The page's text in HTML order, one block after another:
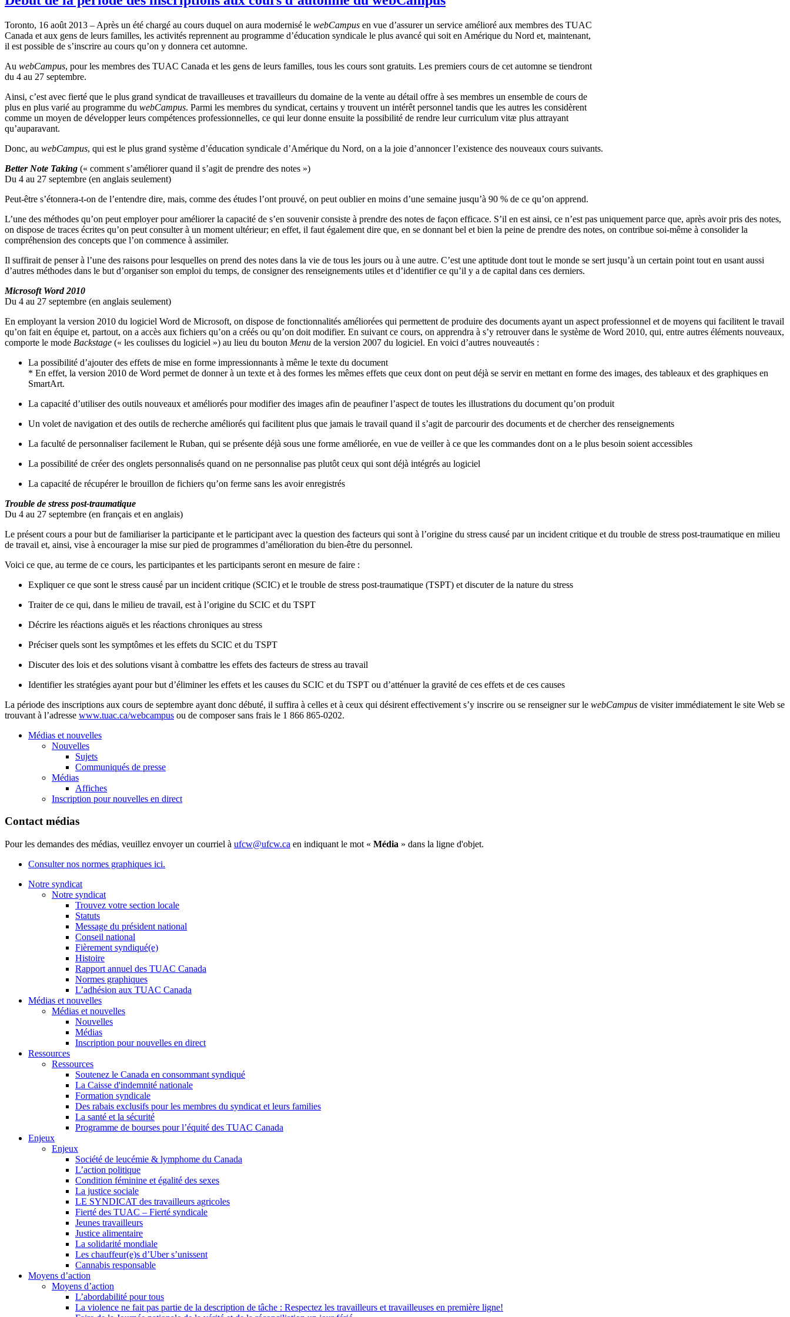
Toronto, 16 août 2013 – Après un été chargé au cours duquel on aura modernisé le webCampus en vue d’assurerun service amélioré aux membres des TUAC
Canada et aux gens de leurs familles, les activités reprennent au programme d’éducation syndicale le plus avancé qui soit en Amérique du Nord et, maintenant,
il est possible de s’inscrire au cours qu’on y donnera cet automne.
Au webCampus, pour les membres des TUAC Canada et les gens de leurs familles, tous les cours sont gratuits. Les premiers cours de cet automne se tiendront
du 4 au 27 septembre.
Ainsi, c’est avec fierté que le plus grand syndicat de travailleuses et travailleurs du domaine de la vente au détail offre à ses membres un ensemble de cours de
plus en plus varié au programme du webCampus. Parmi les membres du syndicat, certains y trouvent un intérêt personnel tandis que les autres les considèrent
comme un moyen de développer leurs compétences professionnelles, ce qui leur donne ensuite la possibilité de rendre leurcurriculum vitæ plus attrayant
qu’auparavant.
Donc, au webCampus, qui est le plus grand système d’éducation syndicale d’Amérique du Nord, on a la joie d’annoncer l’existence des nouveaux cours suivants.
Better Note Taking (« comment s’améliorer quand il s’agit de prendre des notes »)
Du 4 au 27 septembre (en anglais seulement)
Peut-être s’étonnera-t-on de l’entendre dire, mais, comme des études l’ont prouvé, on peut oublieren moins d’une semaine jusqu’à 90 % de ce qu’on apprend.
L’une des méthodes qu’on peut employer pouraméliorerla capacité de s’en souvenirconsiste à prendre des notes de façon efficace. S’il en est ainsi, ce n’est pas uniquement parce que, après avoir pris des notes,
on dispose de traces écrites qu’on peut consulterà un moment ultérieur; en effet, il faut également dire que, en se donnant bel et bien la peine de prendre des notes, on contribue soi-même à consoliderla
compréhension des concepts que l’on commence à assimiler.
Il suffirait de penser à l’une des raisons pourlesquelles on prend des notes dans la vie de tous les jours ou à une autre. C’est une aptitude dont tout le monde se sert jusqu’à un certain point tout en usant aussi
d’autres méthodes dans le but d’organiserson emploi du temps, de consignerdes renseignements utiles et d’identifier ce qu’il y a de capital dans ces derniers.
Microsoft Word 2010
Du 4 au 27 septembre (en anglais seulement)
En employant la version 2010 du logiciel Word de Microsoft, on dispose de fonctionnalités améliorées qui permettent de produire des documents ayant un aspect professionnel et de moyens qui facilitent le travail
qu’on fait en équipe et, partout, on a accès aux fichiers qu’on a créés ou qu’on doit modifier. En suivant ce cours, on apprendra à s’y retrouver dans le système de Word 2010, qui, entre autres éléments nouveaux,
comporte le mode Backstage (« les coulisses du logiciel ») au lieu du bouton Menu de la version 2007 du logiciel. En voici d’autres nouveautés :
La possibilité d’ajouter des effets de mise en forme impressionnants à même le texte du document
* En effet, la version 2010 de Word permet de donner à un texte et à des formes les mêmes effets que ceux dont on peut déjà se servir en mettant en forme des images, des tableaux et des graphiques en
SmartArt.
La capacité d’utiliser des outils nouveaux et améliorés pour modifier des images afin de peaufiner l’aspect de toutes les illustrations du document qu’on produit
Un volet de navigation et des outils de recherche améliorés qui facilitent plus que jamais le travail quand il s’agit de parcourir des documents et de chercher des renseignements
La faculté de personnaliser facilement le Ruban, qui se présente déjà sous une forme améliorée, en vue de veiller à ce que les commandes dont on a le plus besoin soient accessibles
La possibilité de créer des onglets personnalisés quand on ne personnalise pas plutôt ceux qui sont déjà intégrés au logiciel
La capacité de récupérer le brouillon de fichiers qu’on ferme sans les avoir enregistrés
Trouble de stress post-traumatique
Du 4 au 27 septembre (en français et en anglais)
Le présent cours a pour but de familiariser la participante et le participant avec la question des facteurs qui sont à l’origine du stress causé par un incident critique et du trouble de stress post-traumatique en milieu
de travail et, ainsi, vise à encourager la mise sur pied de programmes d’amélioration du bien-être du personnel.
Voici ce que, au terme de ce cours, les participantes et les participants seront en mesure de faire :
Expliquer ce que sont le stress causé par un incident critique (SCIC) et le trouble de stress post-traumatique (TSPT) et discuter de la nature du stress
Traiter de ce qui, dans le milieu de travail, est à l’origine du SCIC et du TSPT
Décrire les réactions aiguës et les réactions chroniques au stress
Préciser quels sont les symptômes et les effets du SCIC et du TSPT
Discuter des lois et des solutions visant à combattre les effets des facteurs de stress au travail
Identifier les stratégies ayant pour but d’éliminer les effets et les causes du SCIC et du TSPT ou d’atténuer la gravité de ces effets et de ces causes
La période des inscriptions aux cours de septembre ayant donc débuté, il suffira à celles et à ceux qui désirent effectivement s’y inscrire ou se renseigner sur le webCampus de visiter immédiatement le site Web se
trouvant à l’adresse www.tuac.ca/webcampus ou de composer sans frais le 1 866 865-0202.
Médias et nouvelles
Nouvelles
Sujets
Communiqués de presse
Médias
Affiches
Inscription pour nouvelles en direct
Contact médias
Pour les demandes des médias, veuillez envoyer un courriel à ufcw@ufcw.ca en indiquant le mot « Média » dans la ligne d'objet.
Consulter nos normes graphiques ici.
Notre syndicat
Notre syndicat
Trouvez votre section locale
Statuts
Message du président national
Conseil national
Fièrement syndiqué(e)
Histoire
Rapport annuel des TUAC Canada
Normes graphiques
L’adhésion aux TUAC Canada
Médias et nouvelles
Médias et nouvelles
Nouvelles
Médias
Inscription pour nouvelles en direct
Ressources
Ressources
Soutenez le Canada en consommant syndiqué
La Caisse d'indemnité nationale
Formation syndicale
Des rabais exclusifs pour les membres du syndicat et leurs families
La santé et la sécurité
Programme de bourses pour l’équité des TUAC Canada
Enjeux
Enjeux
Société de leucémie & lymphome du Canada
L’action politique
Condition féminine et égalité des sexes
La justice sociale
LE SYNDICAT des travailleurs agricoles
Fierté des TUAC – Fierté syndicale
Jeunes travailleurs
Justice alimentaire
La solidarité mondiale
Les chauffeur(e)s d’Uber s’unissent
Cannabis responsable
Moyens d’action
Moyens d’action
L’abordabilité pour tous
La violence ne fait pas partie de la description de tâche : Respectez les travailleurs et travailleuses en première ligne!